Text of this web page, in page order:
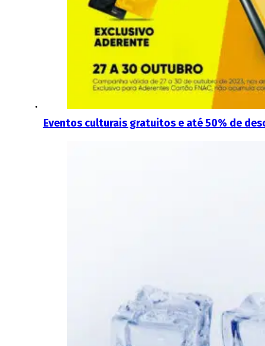
Eventos culturais gratuitos e até 50% de